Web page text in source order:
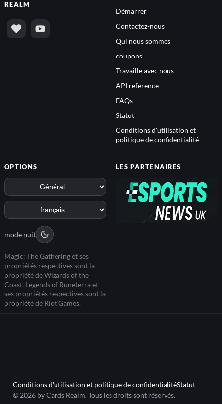
REALM
Démarrer
Contactez-nous
Qui nous sommes
coupons
Travaille avec nous
API reference
FAQs
Statut
Conditions d'utilisation et
politique de confidentialité
OPTIONS
mode nuit
Magic: The Gathering et ses
propriétés respectives sont la
propriété de Wizards of the
Coast. Legends of Runeterra et
ses propriétés respectives sont la
propriété de Riot Games.
LES PARTENAIRES
Conditions d'utilisation et politique de confidentialitéStatut
© 2026 by Cards Realm. Tous les droits sont réservés.